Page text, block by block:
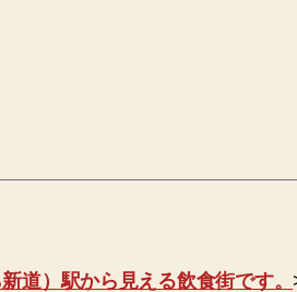
道）駅から見える飲食街です。